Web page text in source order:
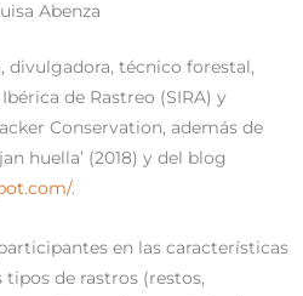
Abenza
divulgadora, técnico forestal,
de Rastreo (SIRA) y
Conservation, además de
huella’ (2018) y del blog
.
en las características
tipos de rastros (restos,